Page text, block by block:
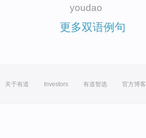
youdao
更多双语例句
关于有道 Investors 有道智选 官方博客